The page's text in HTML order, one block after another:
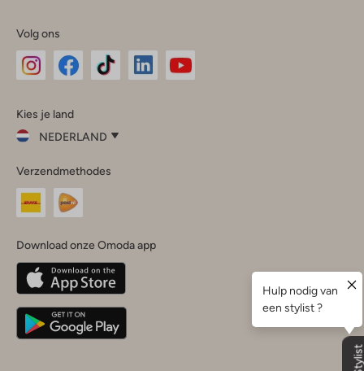
Volg ons
InstagramFacebook
Kies je land
NEDERLAND
je
land
Nederland
Belgique(Français)
Deutschland
Verzendmethodes
Download onze Omoda app